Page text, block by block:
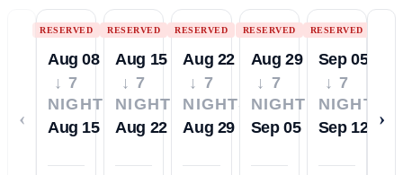
‹
RESERVED
Aug 08
↓ 7
NIGHTS
Aug 15
RESERVED
Aug 15
↓ 7
NIGHTS
Aug 22
RESERVED
Aug 22
↓ 7
NIGHTS
Aug 29
RESERVED
Aug 29
↓ 7
NIGHTS
Sep 05
RESERVED
Sep 05
↓ 7
NIGHTS
Sep 12
›